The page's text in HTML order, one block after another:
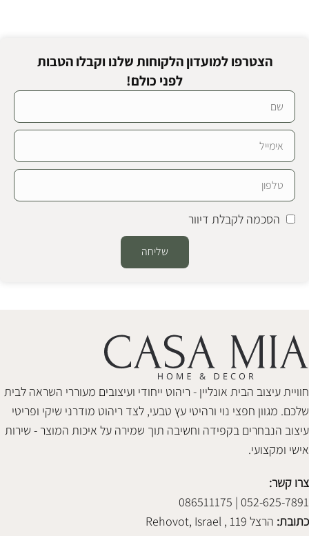
הצטרפו למועדון הלקוחות שלנו וקבלו הטבות
לפני כולם!
הסכמה לקבלת דיוור
שליחה
חוויית עיצוב הבית אונליין - ריהוט ייחודי ועיצובים מעוררי השראה לבית
שלכם. מגוון חפצי נוי ורהיטי עץ טבעי, לצד ריהוט מודרני שיקי ופריטי
עיצוב הנבחרים בקפידה וחשיבה תוך שמירה על איכות המוצר - שירות
אישי ומקצועי.
צרו קשר:
052-625-7891 | 086511175
כתובת: הרצל 119 , Rehovot, Israel